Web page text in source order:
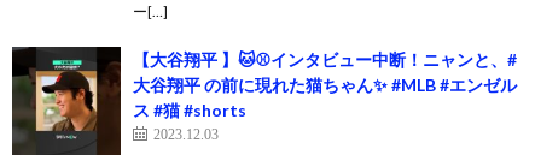
ー[…]
【大谷翔平 】🐱⚾️インタビュー中断！ニャンと、#
大谷翔平 の前に現れた猫ちゃん✨ #MLB #エンゼル
ス #猫 #shorts
2023.12.03